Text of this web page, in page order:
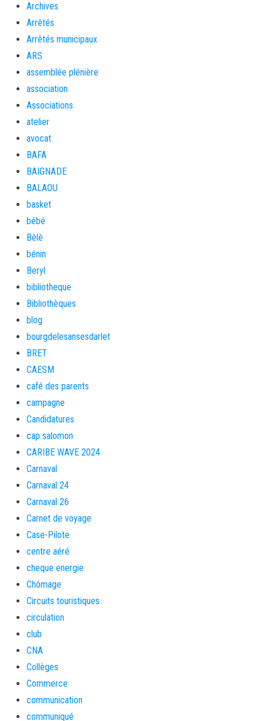
Archives
Arrêtés
Arrêtés municipaux
ARS
assemblée plénière
association
Associations
atelier
avocat
BAFA
BAIGNADE
BALAOU
basket
bébé
Bèlè
bénin
Beryl
bibliotheque
Bibliothèques
blog
bourgdelesansesdarlet
BRET
CAESM
café des parents
campagne
Candidatures
cap salomon
CARIBE WAVE 2024
Carnaval
Carnaval 24
Carnaval 26
Carnet de voyage
Case-Pilote
centre aéré
cheque energie
Chômage
Circuits touristiques
circulation
club
CNA
Collèges
Commerce
communication
communiqué